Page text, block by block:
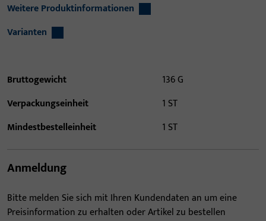
Weitere Produktinformationen
Varianten
Bruttogewicht
136 G
Verpackungseinheit
1 ST
Mindestbestelleinheit
1 ST
Anmeldung
Bitte melden Sie sich mit Ihren Kundendaten an um eine
Preisinformation zu erhalten oder Artikel zu bestellen